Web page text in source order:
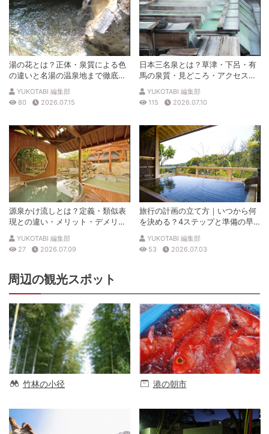
湯の花とは？正体・泉質による色
の違いと名湯の温泉地まで徹底解
説
YUKOTABI 編集部
80
2026.07.15
日本三名泉とは？草津・下呂・有
馬の泉質・見どころ・アクセスを
徹底解説
YUKOTABI 編集部
115
2026.07.10
源泉かけ流しとは？定義・類似表
現との違い・メリット・デメリッ
トを解説
YUKOTABI 編集部
27
2026.07.09
旅行の計画の立て方｜いつから何
を決める？4ステップと準備の早
見表
YUKOTABI 編集部
53
2026.07.03
周辺の観光スポット
竹林の小径 港の朝市